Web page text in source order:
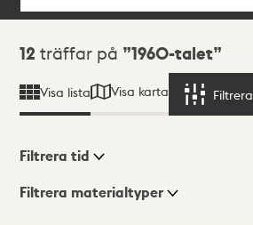
Sökresultat
12 träffar på 1960-talet
Visa lista Visa karta Filtrera
Visningsläge
Filtrera tid
Filtrera materialtyper